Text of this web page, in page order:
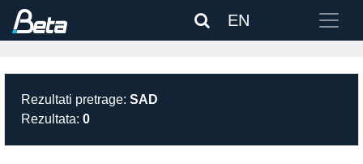
EN
Rezultati pretrage: SAD
Rezultata: 0